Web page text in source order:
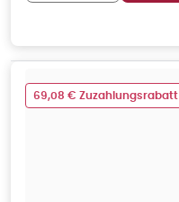
69,08 € Zuzahlungsrabatt